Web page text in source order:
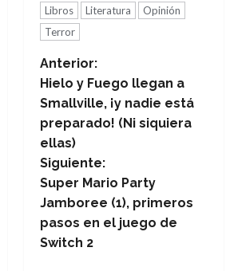
Libros
Literatura
Opinión
Terror
N
a
v
e
g
a
Anterior:
Hielo y Fuego llegan a
Smallville, ¡y nadie está
preparado! (Ni siquiera
ellas)
Siguiente:
Super Mario Party
Jamboree (1), primeros
pasos en el juego de
Switch 2